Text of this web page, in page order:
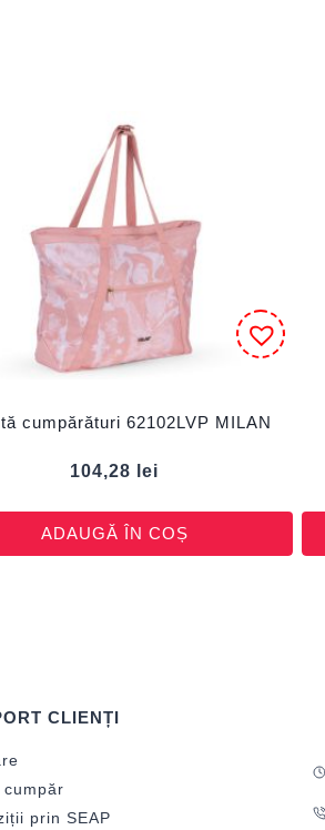
cumpărături 62102LVP MILAN
104,28 lei
ADAUGĂ ÎN COȘ
CLIENȚI
cumpăr
prin SEAP